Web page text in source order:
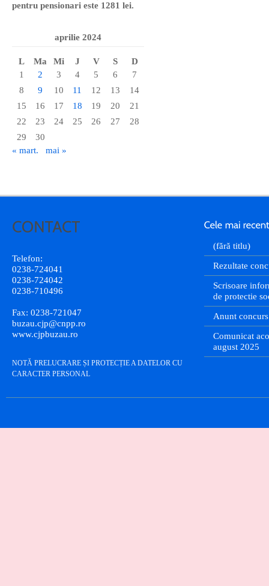
pentru pensionari este 1281 lei.
aprilie 2024
L Ma Mi J V S
D
1
2 3 4 5 6
7
8
9 10 11 12 13
14
15
16 17 18 19 20
21
22
23 24 25 26 27
28
29
30
« mart.
mai »
Telefon:
0238-724041
0238-724042
0238-710496
Fax: 0238-721047
buzau.cjp@cnpp.ro
www.cjpbuzau.ro
NOTĂ PRELUCRARE ȘI PROTECȚIE A DATELOR CU
CARACTER PERSONAL
(fără titlu)
Rezultate
Scrisoare
de protectie
Anunt concurs
Comunicat
august 2025